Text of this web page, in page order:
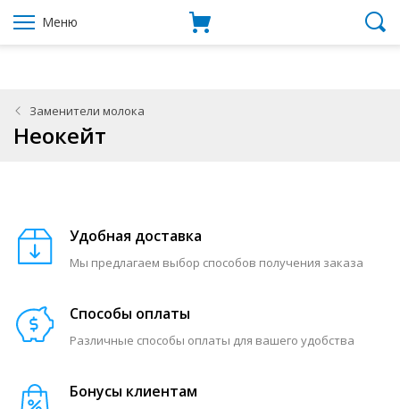
Меню
Заменители молока
Неокейт
Удобная доставка
Мы предлагаем выбор способов получения заказа
Способы оплаты
Различные способы оплаты для вашего удобства
Бонусы клиентам